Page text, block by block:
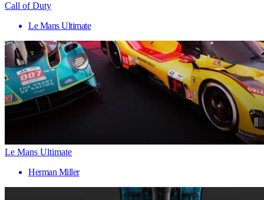
Call of Duty
Le Mans Ultimate
Le Mans Ultimate
Herman Miller